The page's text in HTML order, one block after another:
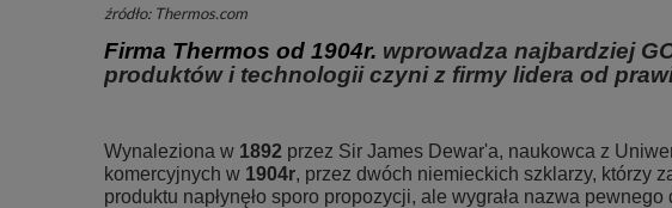
źródło: Thermos.com
Firma Thermos od 1904r. wprowadza najbardziej
produktów i technologii czyni z firmy lidera od
Wynaleziona w 1892 przez Sir James Dewar'a, naukowca z
komercyjnych w 1904r, przez dwóch niemieckich szklarzy, którzy
produktu napłynęło sporo propozycji, ale wygrała nazwa